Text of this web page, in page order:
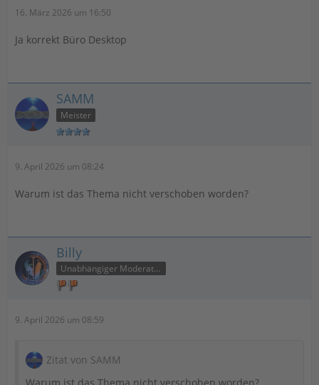
16. März 2026 um 16:50
Ja korrekt Büro Desktop
SAMM
Meister
9. April 2026 um 08:24
Warum ist das Thema nicht verschoben worden?
Billy
Unabhängiger Moderator
9. April 2026 um 08:59
Zitat von SAMM